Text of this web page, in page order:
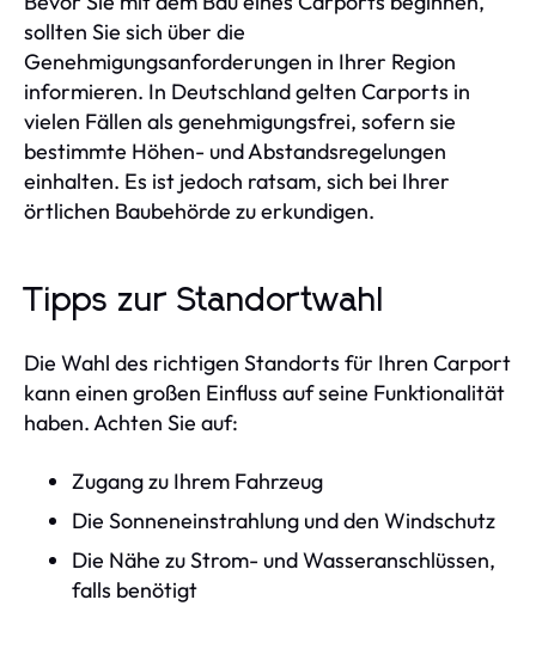
sollten Sie sich über die
Genehmigungsanforderungen in Ihrer Region
informieren. In Deutschland gelten Carports in
vielen Fällen als genehmigungsfrei, sofern sie
bestimmte Höhen- und Abstandsregelungen
einhalten. Es ist jedoch ratsam, sich bei Ihrer
örtlichen Baubehörde zu erkundigen.
Tipps zur Standortwahl
Die Wahl des richtigen Standorts für Ihren Carport
kann einen großen Einfluss auf seine Funktionalität
haben. Achten Sie auf:
Zugang zu Ihrem Fahrzeug
Die Sonneneinstrahlung und den Windschutz
Die Nähe zu Strom- und Wasseranschlüssen,
falls benötigt